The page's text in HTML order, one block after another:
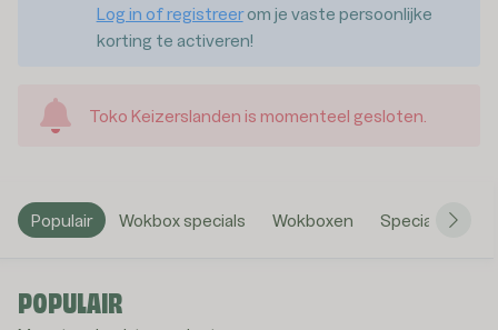
Log in of registreer om je vaste persoonlijke
korting te activeren!
Toko Keizerslanden is momenteel gesloten.
Populair Wokbox specials Wokboxen Specialiteiten
POPULAIR